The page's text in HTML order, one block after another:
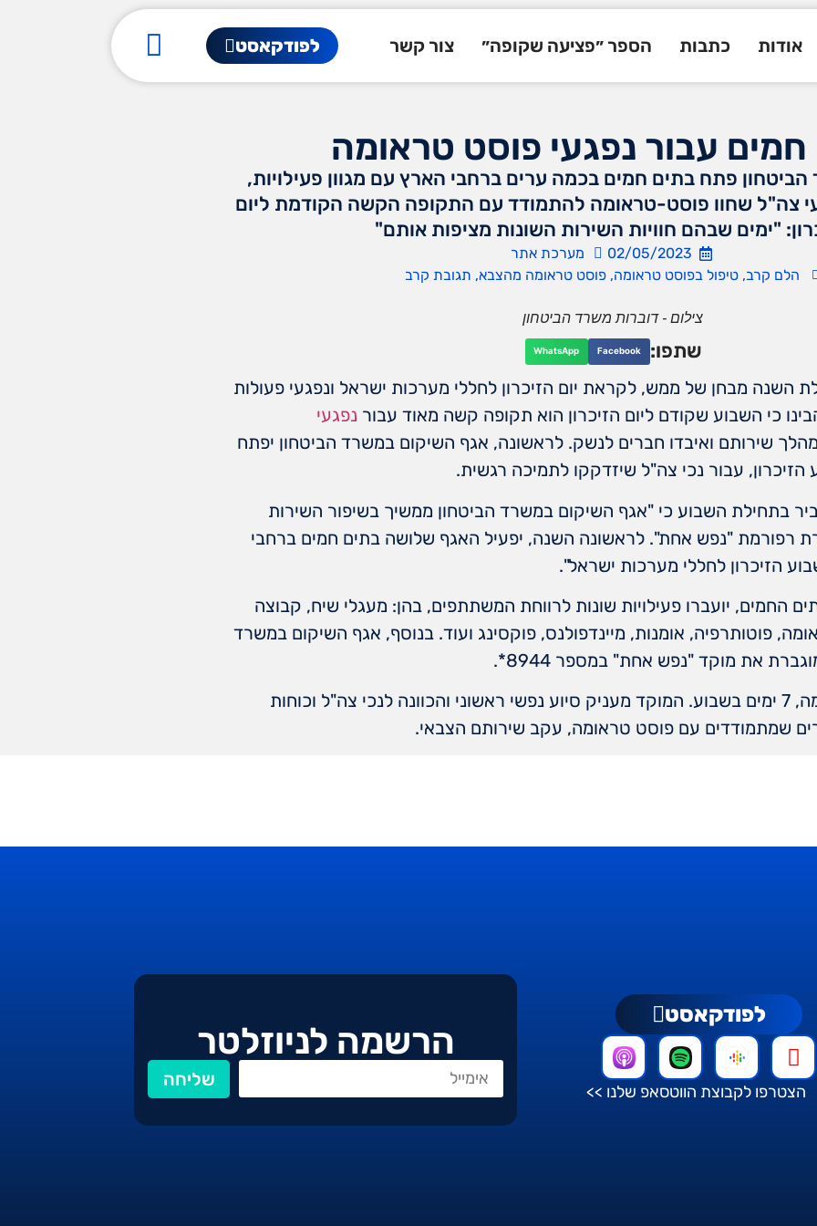
אודות כתבות הספר ״פציעה שקופה״ צור קשר לפודקאסט
עבור נפגעי פוסט טראומה
פתח בתים חמים בכמה ערים ברחבי הארץ עם מגוון פעילויות,
צה"ל שחוו פוסט-טראומה להתמודד עם התקופה הקשה הקודמת ליום
"ימים שבהם חוויות השירות השונות מציפות אותם"
02/05/2023
מערכת אתר
הלם קרב,טיפול בפוסט טראומה,פוסט טראומה מהצבא, תגובת קרב
צילום - דוברות משרד הביטחון
שתפו: Facebook
WhatsApp
השנה מבחן של ממש, לקראת יום הזיכרון לחללי מערכות ישראל ונפגעי פעולות
כי השבוע שקודם ליום הזיכרון הוא תקופה קשה מאוד עבור נפגעי
שירותם ואיבדו חברים לנשק. לראשונה, אגף השיקום במשרד הביטחון יפתח
עבור נכי צה"ל שיזדקקו לתמיכה רגשית.
בתחילת השבוע כי "אגף השיקום במשרד הביטחון ממשיך בשיפור השירות
רפורמת "נפש אחת". לראשונה השנה, יפעיל האגף שלושה בתים חמים ברחבי
הזיכרון לחללי מערכות ישראל".
החמים, יועברו פעילויות שונות לרווחת המשתתפים, בהן: מעגלי שיח, קבוצה
פוטותרפיה, אומנות, מיינדפולנס, פוקסינג ועוד. בנוסף, אגף השיקום במשרד
את מוקד "נפש אחת" במספר 8944*.
הקו הפועל 24 שעות ביממה, 7 ימים בשבוע. המוקד מעניק סיוע נפשי ראשוני והכוונה לנכי צה"ל וכוחות
שמתמודדים עם פוסט טראומה, עקב שירותם הצבאי.
לפודקאסט
הצטרפו לקבוצת הווטסאפ שלנו >>
הרשמה לניוזלטר
שליחה